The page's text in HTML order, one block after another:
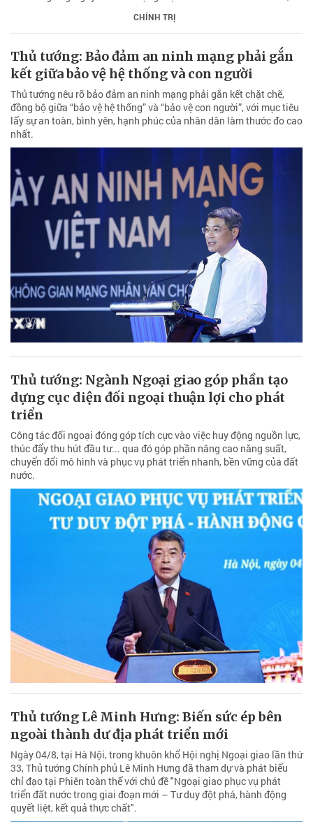
Truyền hình Lâm Đồng trân trọng giới thiệu bài phát biểu của Thủ
tướng Chính phủ Lê Minh Hưng tại sự kiện.
CHÍNH TRỊ
Thủ tướng: Bảo đảm an ninh mạng phải gắn
kết giữa bảo vệ hệ thống và con người
Thủ tướng nêu rõ bảo đảm an ninh mạng phải gắn kết chặt chẽ,
đồng bộ giữa “bảo vệ hệ thống” và “bảo vệ con người”, với mục tiêu
lấy sự an toàn, bình yên, hạnh phúc của nhân dân làm thước đo cao
nhất.
Thủ tướng: Ngành Ngoại giao góp phần tạo
dựng cục diện đối ngoại thuận lợi cho phát
triển
Công tác đối ngoại đóng góp tích cực vào việc huy động nguồn lực,
thúc đẩy thu hút đầu tư... qua đó góp phần nâng cao năng suất,
chuyển đổi mô hình và phục vụ phát triển nhanh, bền vững của đất
nước.
Thủ tướng Lê Minh Hưng: Biến sức ép bên
ngoài thành dư địa phát triển mới
Ngày 04/8, tại Hà Nội, trong khuôn khổ Hội nghị Ngoại giao lần thứ
33, Thủ tướng Chính phủ Lê Minh Hưng đã tham dự và phát biểu
chỉ đạo tại Phiên toàn thể với chủ đề "Ngoại giao phục vụ phát
triển đất nước trong giai đoạn mới – Tư duy đột phá, hành động
quyết liệt, kết quả thực chất".